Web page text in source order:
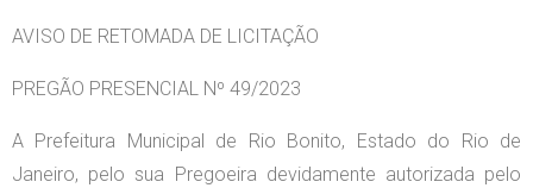
AVISO DE RETOMADA DE LICITAÇÃO
PREGÃO PRESENCIAL Nº 49/2023
A Prefeitura Municipal de Rio Bonito, Estado do Rio de
Janeiro, pelo sua Pregoeira devidamente autorizada pelo